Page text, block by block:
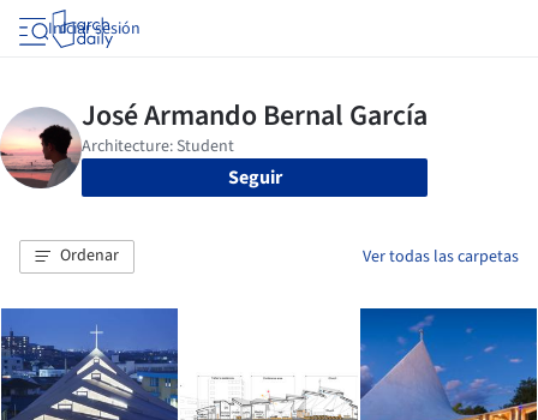
Iniciar sesión
Seguir
Ordenar Ver todas las carpetas